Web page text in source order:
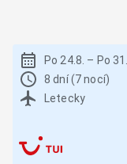
Po 24.8. – Po
8 dní (7 nocí)
Letecky